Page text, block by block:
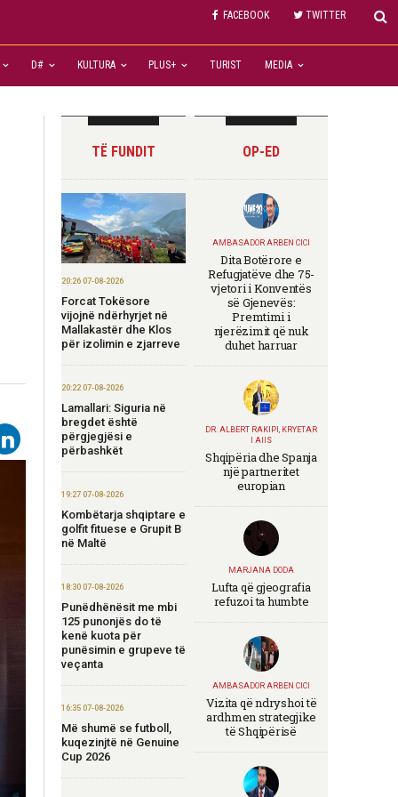
FACEBOOK TWITTER
D# KULTURA PLUS+ TURIST MEDIA
TË FUNDIT
20:26 07-08-2026
Forcat Tokësore
vijojnë ndërhyrjet në
Mallakastër dhe Klos
për izolimin e zjarreve
20:22 07-08-2026
Lamallari: Siguria në
bregdet është
përgjegjësi e
përbashkët
19:27 07-08-2026
Kombëtarja shqiptare e
golfit fituese e Grupit B
në Maltë
18:30 07-08-2026
Punëdhënësit me mbi
125 punonjës do të
kenë kuota për
punësimin e grupeve të
veçanta
16:35 07-08-2026
Më shumë se futboll,
kuqezinjtë në Genuine
Cup 2026
OP-ED
AMBASADOR ARBEN CICI
Dita Botërore e
Refugjatëve dhe 75-
vjetori i Konventës
së Gjenevës:
Premtimi i
njerëzimit që nuk
duhet harruar
DR. ALBERT RAKIPI, KRYETAR
I AIIS
Shqipëria dhe Spanja
një partneritet
europian
MARJANA DODA
Lufta që gjeografia
refuzoi ta humbte
AMBASADOR ARBEN CICI
Vizita që ndryshoi të
ardhmen strategjike
të Shqipërisë